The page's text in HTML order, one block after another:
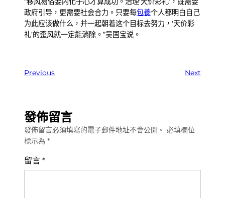
政府引导，更需要社会合力。只要每包養个人都明白自己
为此应该做什么，并一起朝着这个目标去努力，‘天价彩
礼’的歪风就一定能消除。”吴国宝说。
Previous Next
發佈留言
發佈留言必須填寫的電子郵件地址不會公開。 必填欄位
標示為 *
留言 *